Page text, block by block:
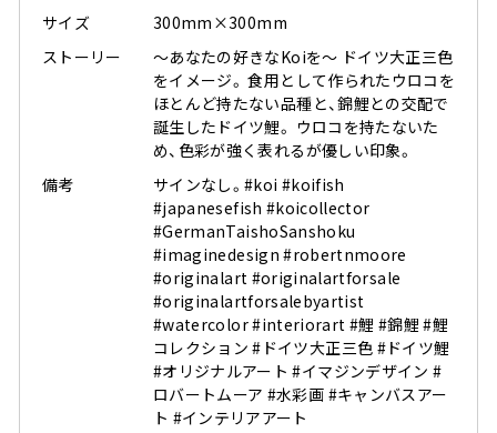
サイズ
300mm×300mm
ストーリー
〜あなたの好きなKoiを〜 ドイツ大正三色
をイメージ。 食用として作られたウロコを
ほとんど持たない品種と、錦鯉との交配で
誕生したドイツ鯉。 ウロコを持たないた
め、色彩が強く表れるが優しい印象。
備考
サインなし。#koi #koifish
#japanesefish #koicollector
#GermanTaishoSanshoku
#imaginedesign #robertnmoore
#originalart #originalartforsale
#originalartforsalebyartist
#watercolor #interiorart #鯉 #錦鯉 #鯉
コレクション #ドイツ大正三色 #ドイツ鯉
#オリジナルアート #イマジンデザイン #
ロバートムーア #水彩画 #キャンバスアー
ト #インテリアアート